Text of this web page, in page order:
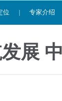
位 专家介绍
展